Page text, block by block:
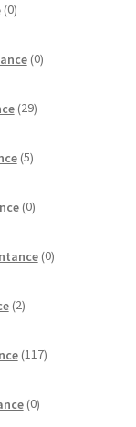
0izdelkov
0izdelkov
29izdelkov
5izdelkov
0izdelkov
0izdelkov
2izdelka
117izdelkov
0izdelkov